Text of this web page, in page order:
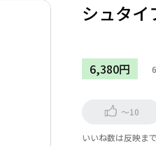
シュタイ
6,380円
～10
いいね数は反映ま